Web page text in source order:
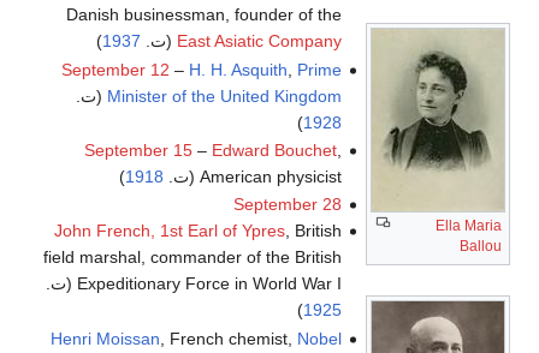
Ella Maria
Ballou
Danish businessman, founder of the
East Asiatic Company (ت. 1937
)
September 12 – H. H. Asquith
Prime
Minister of the United Kingdom (ت.
1928
)
September 15 – Edward Bouchet
American physicist (ت.
1918
)
September 28
John French, 1st Earl of Ypres, British
field marshal, commander of the British
Expeditionary Force in World War I (ت.
1925
)
Henri Moissan , French chemist, Nobel